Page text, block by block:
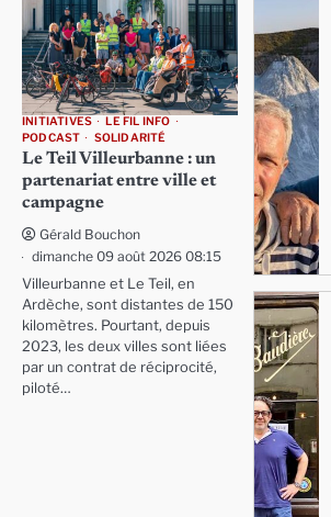
INITIATIVES
LE FIL INFO
PODCAST
SOLIDARITÉ
Le Teil Villeurbanne : un
partenariat entre ville et
campagne
Gérald Bouchon
dimanche 09 août 2026 08:15
Villeurbanne et Le Teil, en
Ardèche, sont distantes de 150
kilomètres. Pourtant, depuis
2023, les deux villes sont liées
par un contrat de réciprocité,
piloté…